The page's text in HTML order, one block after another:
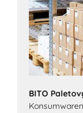
BITO